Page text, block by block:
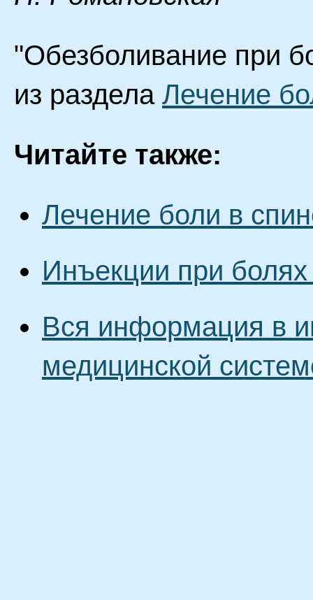
"Обезболивание при
из раздела Лечение
Читайте также:
Лечение боли в
Инъекции при
Вся информация в
медицинской